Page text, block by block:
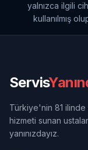
yalnızca ilgili
kullanılmış
Servis
Türkiye'nin 81 ilinde
hizmeti sunan
yanınızdayız.